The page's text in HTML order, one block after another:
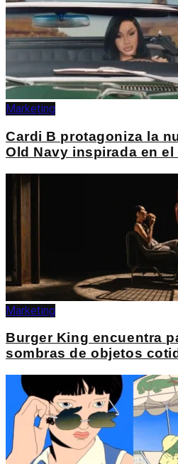
Marketing
Cardi B protagoniza la
Old Navy inspirada en el
Marketing
Burger King encuentra
sombras de objetos